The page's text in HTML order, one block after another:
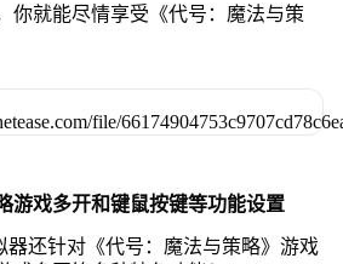
你就能尽情享受《代号：魔法与策
游戏多开和键鼠按键等功能设置
器还针对《代号：魔法与策略》游戏